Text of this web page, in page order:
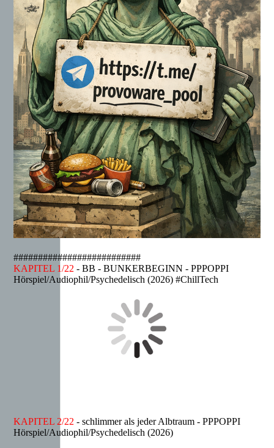
##########################
KAPITEL 1/22 - BB - BUNKERBEGINN - PPPOPPI
Hörspiel/Audiophil/Psychedelisch (2026) #ChillTech
KAPITEL 2/22 - schlimmer als jeder Albtraum - PPPOPPI
Hörspiel/Audiophil/Psychedelisch (2026)